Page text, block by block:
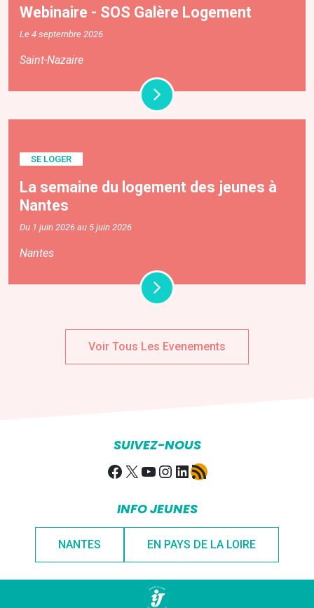
Webinaire - SOS Galère Logement
Le 4 septembre 2026
Saint-Nazaire
SE LOGER
La semaine du logement des jeunes à
Nantes
Du 1 juin 2026 au 5 juin 2026
Nantes
Voir Tous Les Evenements
SUIVEZ-NOUS
Facebook
X YouTube
Instagram
LinkedIn
Flux RSS
INFO JEUNES
NANTES EN PAYS DE LA LOIRE